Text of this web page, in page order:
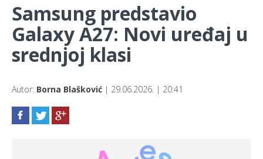
Samsung predstavio
Galaxy A27: Novi uređaj u
srednjoj klasi
Autor: Borna Blašković | 29.06.2026. | 20:41